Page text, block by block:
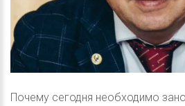
Почему сегодня необходимо